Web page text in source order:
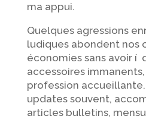
ma appui.
Quelques agressions
ludiques abondent nos
économies sans avoir í
accessoires
profession
updates souvent,
articles bulletins,